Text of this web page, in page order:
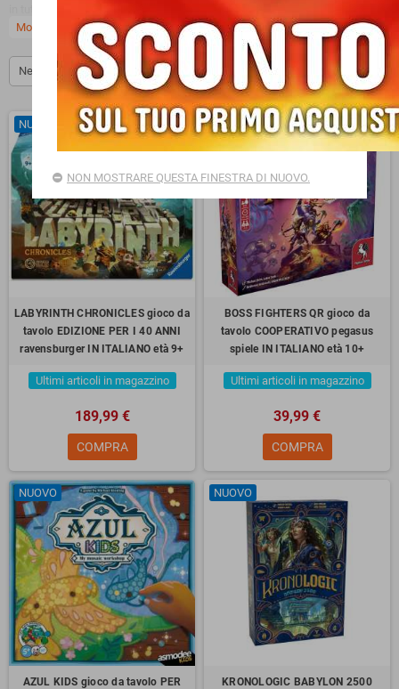
Non sai quale gioco scegliere per tutta la famiglia? Contattaci, siamo qui per
aiutarti.
Mostra di piùexpand_more
New products first FILTRO
NUOVO
LABYRINTH CHRONICLES gioco da
tavolo EDIZIONE PER I 40 ANNI
ravensburger IN ITALIANO età 9+
Ultimi articoli in magazzino
189,99 €
COMPRA
NUOVO
BOSS FIGHTERS QR gioco da
tavolo COOPERATIVO pegasus
spiele IN ITALIANO età 10+
Ultimi articoli in magazzino
39,99 €
COMPRA
NUOVO
AZUL KIDS gioco da tavolo PER
NUOVO
KRONOLOGIC BABYLON 2500
NON MOSTRARE QUESTA FINESTRA DI NUOVO.